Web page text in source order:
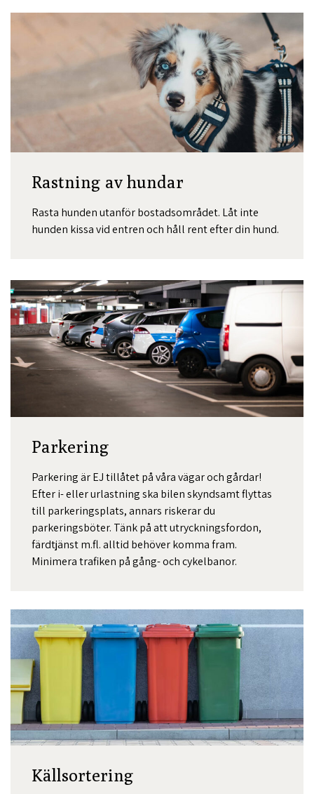
Rastning av hundar
Rasta hunden utanför bostadsområdet. Låt inte
hunden kissa vid entren och håll rent efter din hund.
Parkering
Parkering är EJ tillåtet på våra vägar och gårdar!
Efter i- eller urlastning ska bilen skyndsamt flyttas
till parkeringsplats, annars riskerar du
parkeringsböter. Tänk på att utryckningsfordon,
färdtjänst m.fl. alltid behöver komma fram.
Minimera trafiken på gång- och cykelbanor.
Källsortering